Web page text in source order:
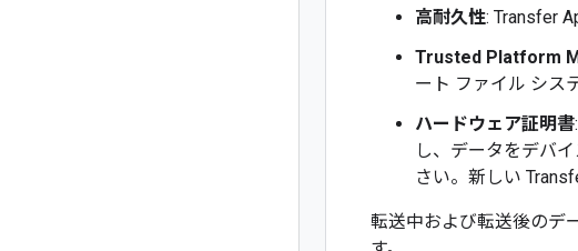
高耐久性: Transfer
Trusted Platform
ート ファイル シス
ハードウェア証明書
し、データをデバ
さい。新しい
転送中および転送後のデ